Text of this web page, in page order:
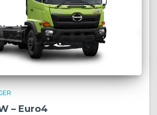
– Euro4